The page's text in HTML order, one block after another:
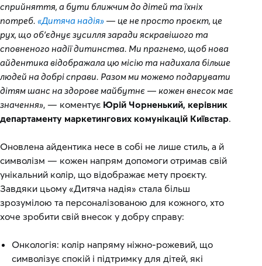
сприйняття, а бути ближчим до дітей та їхніх
потреб. «Дитяча надія» — це не просто проєкт, це
рух, що об'єднує зусилля заради яскравішого та
сповненого надії дитинства. Ми прагнемо, щоб нова
айдентика відображала цю місію та надихала більше
людей на добрі справи. Разом ми можемо подарувати
дітям шанс на здорове майбутнє — кожен внесок має
значення», — коментує Юрій Чорненький, керівник
департаменту маркетингових комунікацій Київстар.
Оновлена айдентика несе в собі не лише стиль, а й
символізм — кожен напрям допомоги отримав свій
унікальний колір, що відображає мету проєкту.
Завдяки цьому «Дитяча надія» стала більш
зрозумілою та персоналізованою для кожного, хто
хоче зробити свій внесок у добру справу:
Онкологія: колір напряму ніжно-рожевий, що
символізує спокій і підтримку для дітей, які